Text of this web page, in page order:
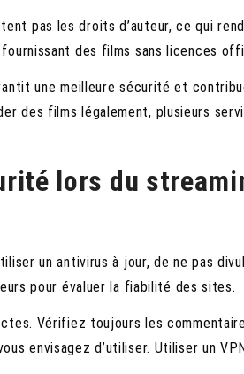
pas les droits d’auteur, ce qui
des films sans licences
une meilleure sécurité et
des films légalement, plusieurs
lors du
un antivirus à jour, de ne pas
pour évaluer la fiabilité des sites.
Vérifiez toujours les
envisagez d’utiliser. Utiliser un